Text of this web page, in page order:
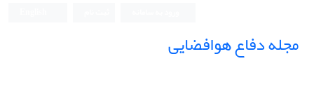
مجله دفاع هوافضایی